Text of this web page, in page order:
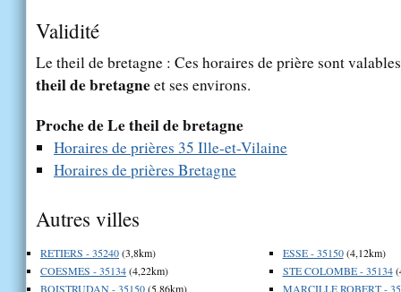
Validité
Le theil de bretagne : Ces horaires de prière sont
theil de bretagneet ses environs.
Proche de Le theil de bretagne
Horaires de prières 35 Ille-et-Vilaine
Horaires de prières Bretagne
Autres villes
RETIERS - 35240(3,8km)
COESMES - 35134(4,22km)
BOISTRUDAN - 35150(5,86km)
ESSE - 35150(4,12km)
STE COLOMBE - 35134
MARCILLE ROBERT -